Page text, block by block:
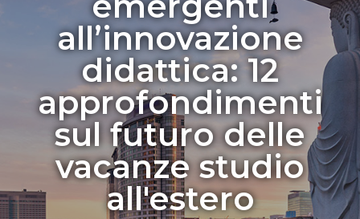
all’innovazione
didattica: 12
approfondimenti
sul futuro delle
vacanze studio
all'estero